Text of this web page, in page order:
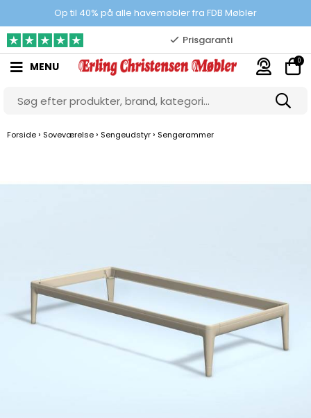
Op til 40% på alle havemøbler fra FDB Møbler
100% danskejet webshop
Prisgaranti
10.000 m2 showroom
Gratis & gode parkeringsforhold
MENU 0
Forside › Soveværelse › Sengeudstyr › Sengerammer